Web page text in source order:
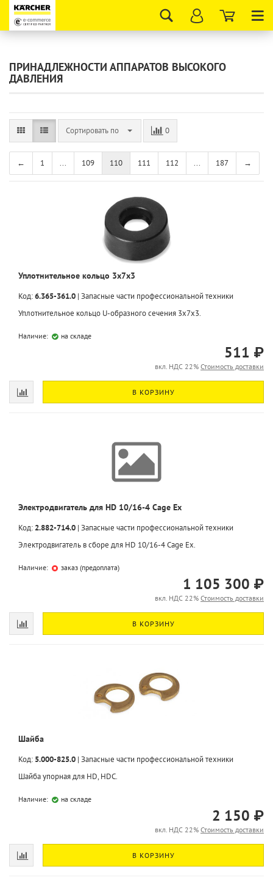
ПРИНАДЛЕЖНОСТИ АППАРАТОВ ВЫСОКОГО
ДАВЛЕНИЯ
Сортировать по 0
← 1 ... 109 110 111 112 ... 187 →
Уплотнительное кольцо 3х7х3
Код:6.365-361.0 | Запасные части профессиональной техники
Уплотнительное кольцо U-образного сечения 3х7х3.
Наличие: на складе
511 ₽
вкл. НДС 22% Стоимость доставки
В КОРЗИНУ
Электродвигатель для HD 10/16-4 Cage Ex
Код: 2.882-714.0 | Запасные части профессиональной техники
Электродвигатель в сборе для HD 10/16-4 Cage Ex.
Наличие: заказ (предоплата)
1 105 300 ₽
вкл. НДС 22% Стоимость доставки
В КОРЗИНУ
Шайба
Код: 5.000-825.0 | Запасные части профессиональной техники
Шайба упорная для HD, HDС.
Наличие: на складе
2 150 ₽
вкл. НДС 22% Стоимость доставки
В КОРЗИНУ